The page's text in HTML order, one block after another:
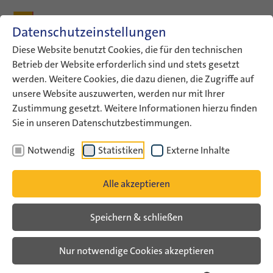
Datenschutzeinstellungen
Diese Website benutzt Cookies, die für den technischen
Betrieb der Website erforderlich sind und stets gesetzt
werden. Weitere Cookies, die dazu dienen, die Zugriffe auf
unsere Website auszuwerten, werden nur mit Ihrer
Zustimmung gesetzt. Weitere Informationen hierzu finden
Sie in unseren Datenschutzbestimmungen.
Notwendig Statistiken Externe Inhalte
Alle akzeptieren
Speichern & schließen
Nur notwendige Cookies akzeptieren
ConAct Über uns Archiv
Veranstaltungsarchiv
WE ARE CONNECTED!…
Veranstaltungsarchiv
WE ARE CONNECTED! German-
Israeli Youth Exchange in
Support for Israel
Veranstaltungsarchiv